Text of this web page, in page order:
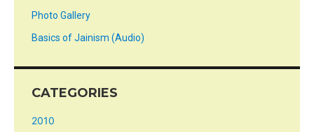
Photo Gallery
Basics of Jainism (Audio)
CATEGORIES
2010